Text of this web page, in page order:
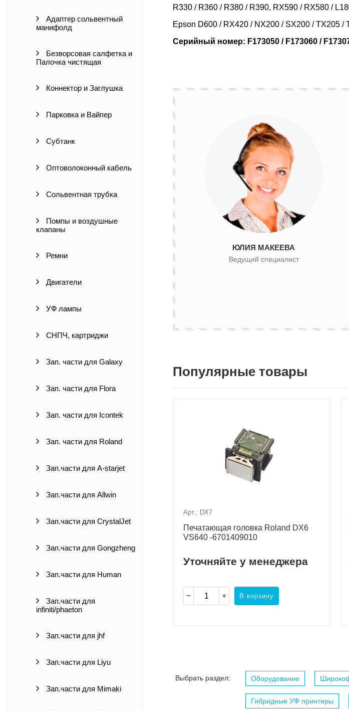
Адаптер сольвентный
манифолд
Безворсовая салфетка и
Палочка чистящая
Коннектор и Заглушка
Парковка и Вайпер
Субтанк
Оптоволоконный кабель
Сольвентная трубка
Помпы и воздушные
клапаны
Ремни
Двигатели
УФ лампы
СНПЧ, картриджи
Зап. части для Galaxy
Зап. части для Flora
Зап. части для Icontek
Зап. части для Roland
Зап.части для A-starjet
Зап.части для Allwin
Зап.части для CrystalJet
Зап.части для Gongzheng
Зап.части для Human
Зап.части для
infiniti/phaeton
Зап.части для jhf
Зап.части для Liyu
Зап.части для Mimaki
R330 / R360 / R380 / R390, RX590 / RX580 /
Epson D600 / RX420 / NX200 / SX200 / TX205
Серийный номер: F173050 / F173060 /
ЮЛИЯ МАКЕЕВА
Ведущий специалист
Популярные товары
Арт.: DX7
Печатающая головка Roland DX6
VS640 -6701409010
Уточняйте у менеджера
В корзину
Выбрать раздел: Оборудование
Гибридные УФ принтеры